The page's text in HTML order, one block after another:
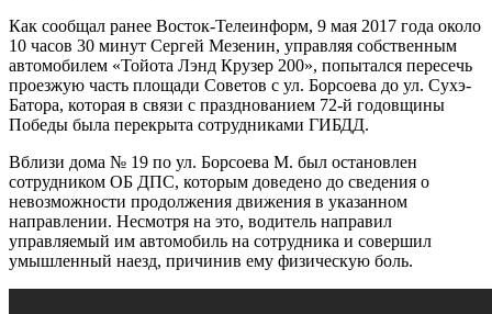
Как сообщал ранее Восток-Телеинформ, 9 мая 2017 года около
10 часов 30 минут Сергей Мезенин, управляя собственным
автомобилем «Тойота Лэнд Крузер 200», попытался пересечь
проезжую часть площади Советов с ул. Борсоева до ул. Сухэ-
Батора, которая в связи с празднованием 72-й годовщины
Победы была перекрыта сотрудниками ГИБДД.
Вблизи дома № 19 по ул. Борсоева М. был остановлен
сотрудником ОБ ДПС, которым доведено до сведения о
невозможности продолжения движения в указанном
направлении. Несмотря на это, водитель направил
управляемый им автомобиль на сотрудника и совершил
умышленный наезд, причинив ему физическую боль.